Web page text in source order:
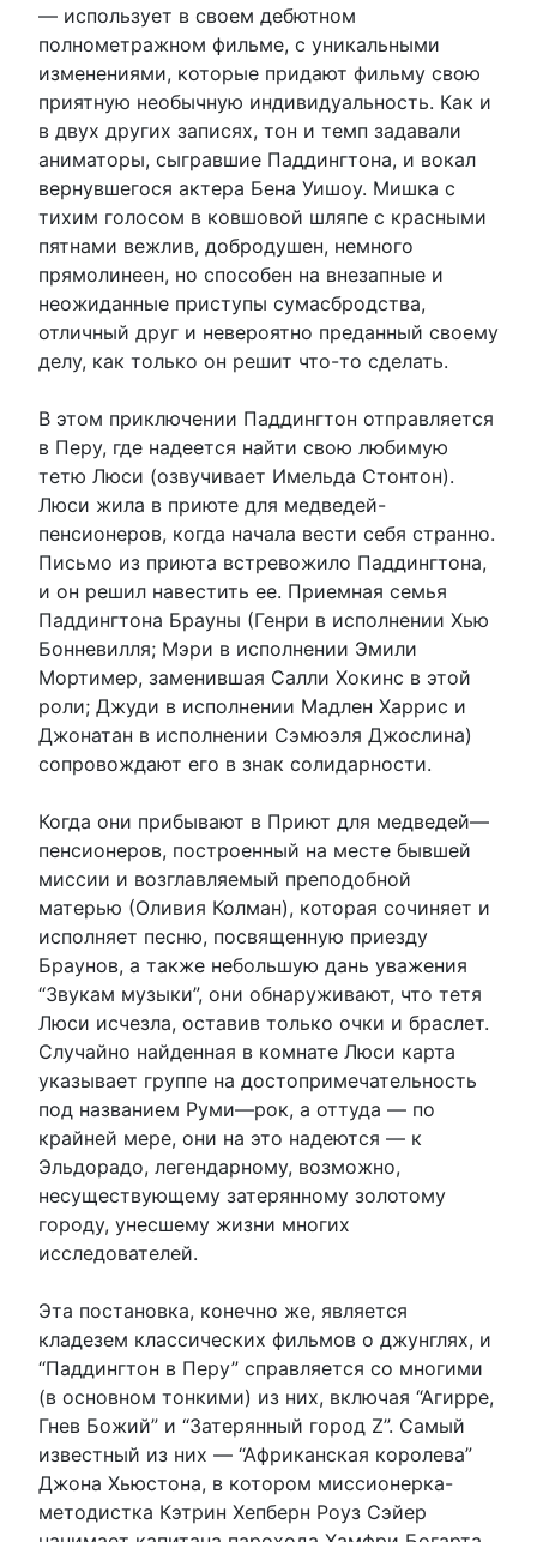
— использует в своем дебютном
полнометражном фильме, с уникальными
изменениями, которые придают фильму свою
приятную необычную индивидуальность. Как и
в двух других записях, тон и темп задавали
аниматоры, сыгравшие Паддингтона, и вокал
вернувшегося актера Бена Уишоу. Мишка с
тихим голосом в ковшовой шляпе с красными
пятнами вежлив, добродушен, немного
прямолинеен, но способен на внезапные и
неожиданные приступы сумасбродства,
отличный друг и невероятно преданный своему
делу, как только он решит что-то сделать.
В этом приключении Паддингтон отправляется
в Перу, где надеется найти свою любимую
тетю Люси (озвучивает Имельда Стонтон).
Люси жила в приюте для медведей-
пенсионеров, когда начала вести себя странно.
Письмо из приюта встревожило Паддингтона,
и он решил навестить ее. Приемная семья
Паддингтона Брауны (Генри в исполнении Хью
Бонневилля; Мэри в исполнении Эмили
Мортимер, заменившая Салли Хокинс в этой
роли; Джуди в исполнении Мадлен Харрис и
Джонатан в исполнении Сэмюэля Джослина)
сопровождают его в знак солидарности.
Когда они прибывают в Приют для медведей—
пенсионеров, построенный на месте бывшей
миссии и возглавляемый преподобной
матерью (Оливия Колман), которая сочиняет и
исполняет песню, посвященную приезду
Браунов, а также небольшую дань уважения
“Звукам музыки”, они обнаруживают, что тетя
Люси исчезла, оставив только очки и браслет.
Случайно найденная в комнате Люси карта
указывает группе на достопримечательность
под названием Руми—рок, а оттуда — по
крайней мере, они на это надеются — к
Эльдорадо, легендарному, возможно,
несуществующему затерянному золотому
городу, унесшему жизни многих
исследователей.
Эта постановка, конечно же, является
кладезем классических фильмов о джунглях, и
“Паддингтон в Перу” справляется со многими
(в основном тонкими) из них, включая “Агирре,
Гнев Божий” и “Затерянный город Z”. Самый
известный из них — “Африканская королева”
Джона Хьюстона, в котором миссионерка-
методистка Кэтрин Хепберн Роуз Сэйер